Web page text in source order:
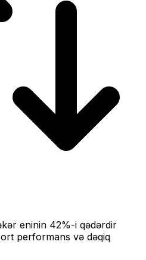
eninin 42%-i qədərdir
performans və dəqiq